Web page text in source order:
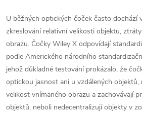
U běžných optických čoček často dochází
zkreslování relativní velikosti objektu,
obrazu. Čočky Wiley X odpovídají
podle Amerického národního
jehož důkladné testování prokázalo, že
optickou jasnost ani u vzdálených objektů,
velikost vnímaného obrazu a zachovávají
objektů, neboli nedecentralizují objekty v